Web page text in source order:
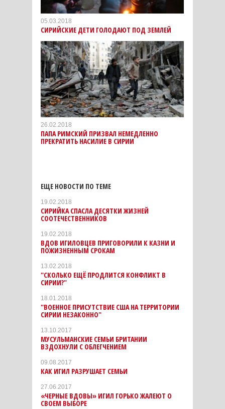
05.03.2018
СИРИЙСКИЕ ДЕТИ ГОЛОДАЮТ ПОД ЗЕМЛЕЙ
26.02.2018
ПАПА РИМСКИЙ ПРИЗВАЛ НЕМЕДЛЕННО
ПРЕКРАТИТЬ НАСИЛИЕ В СИРИИ
ЕЩЕ НОВОСТИ ПО ТЕМЕ
19.02.2018
СИРИЙКА СПАСЛА ДЕСЯТКИ ЖИЗНЕЙ
СООТЕЧЕСТВЕННИКОВ
19.02.2018
ВДОВ ИГИЛОВЦЕВ ПРИГОВОРИЛИ К КАЗНИ И
ПОЖИЗНЕННЫМ СРОКАМ
13.02.2018
"СКОЛЬКО ЕЩЁ ПРОДЛИТСЯ КОНФЛИКТ В
СИРИИ?"
18.01.2018
"ВОЕННОЕ ПРИСУТСТВИЕ США НА ТЕРРИТОРИИ
СИРИИ НЕЗАКОННО"
13.10.2017
МУСУЛЬМАНСКИЕ СЕМЬИ БРИТАНИИ
ВЗДОХНУЛИ С ОБЛЕГЧЕНИЕМ
09.08.2017
КАК ИГИЛ РАЗРУШАЕТ СЕМЬИ
27.06.2017
«ЧЕРНЫЕ ВДОВЫ» ИГИЛ ГОРЬКО ЖАЛЕЮТ О
СВОЕМ ВЫБОРЕ